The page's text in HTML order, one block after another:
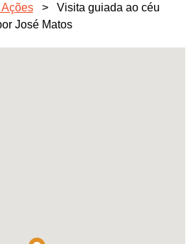
Ações >
Visita guiada ao céu
José Matos